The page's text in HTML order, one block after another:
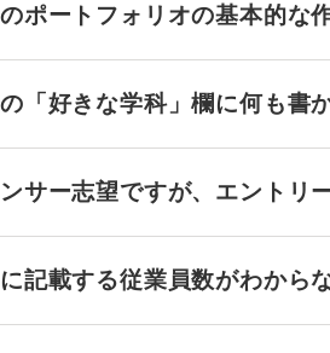
ポートフォリオの基本的な
「好きな学科」欄に何も書
サー志望ですが、エントリ
。
記載する従業員数がわから